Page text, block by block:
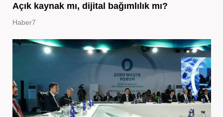
Açık kaynak mı, dijital bağımlılık mı?
Haber7